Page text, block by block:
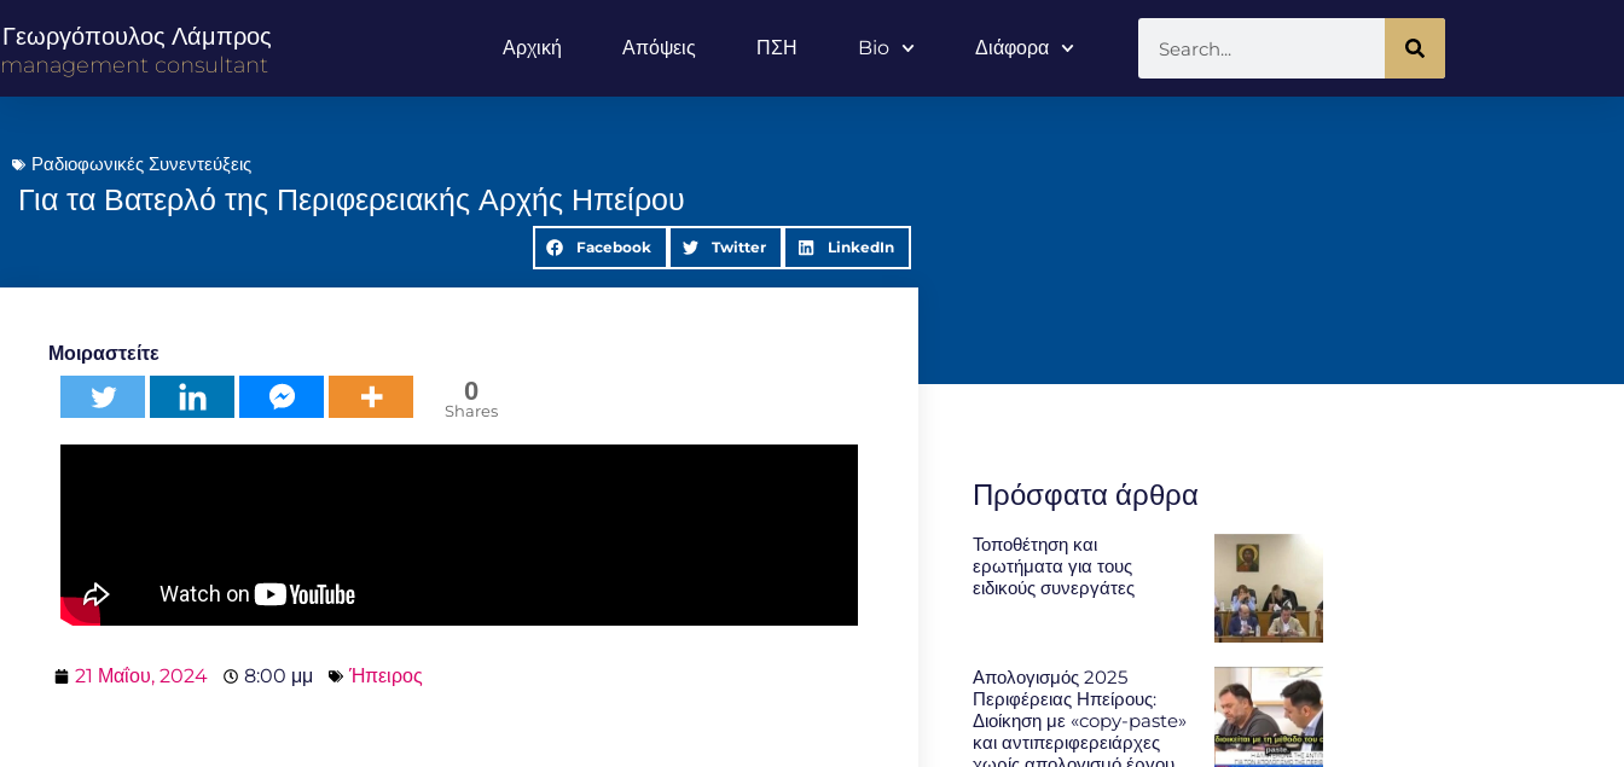
Γεωργόπουλος Λάμπρος
management consultant
Αρχική Απόψεις ΠΣΗ Bio Διάφορα
Ραδιοφωνικές Συνεντεύξεις
Για τα Βατερλό της Περιφερειακής Αρχής Ηπείρου
Facebook Twitter LinkedIn
Μοιραστείτε
0
Shares
21 Μαΐου, 2024 8:00 μμ Ήπειρος
Πρόσφατα άρθρα
Τοποθέτηση και
ερωτήματα για τους
ειδικούς συνεργάτες
Απολογισμός 2025
Περιφέρειας Ηπείρους:
Διοίκηση με «copy-paste»
και αντιπεριφερειάρχες